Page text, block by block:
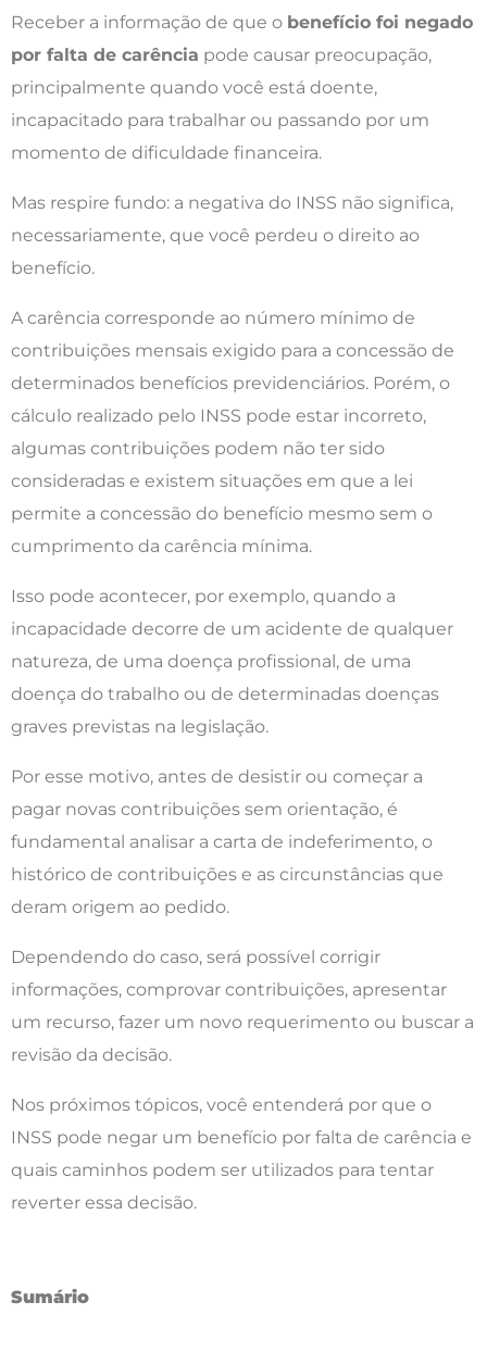
Receber a informação de que o benefício foi negado
por falta de carência pode causar preocupação,
principalmente quando você está doente,
incapacitado para trabalhar ou passando por um
momento de dificuldade financeira.
Mas respire fundo: a negativa do INSS não significa,
necessariamente, que você perdeu o direito ao
benefício.
A carência corresponde ao número mínimo de
contribuições mensais exigido para a concessão de
determinados benefícios previdenciários. Porém, o
cálculo realizado pelo INSS pode estar incorreto,
algumas contribuições podem não ter sido
consideradas e existem situações em que a lei
permite a concessão do benefício mesmo sem o
cumprimento da carência mínima.
Isso pode acontecer, por exemplo, quando a
incapacidade decorre de um acidente de qualquer
natureza, de uma doença profissional, de uma
doença do trabalho ou de determinadas doenças
graves previstas na legislação.
Por esse motivo, antes de desistir ou começar a
pagar novas contribuições sem orientação, é
fundamental analisar a carta de indeferimento, o
histórico de contribuições e as circunstâncias que
deram origem ao pedido.
Dependendo do caso, será possível corrigir
informações, comprovar contribuições, apresentar
um recurso, fazer um novo requerimento ou buscar a
revisão da decisão.
Nos próximos tópicos, você entenderá por que o
INSS pode negar um benefício por falta de carência e
quais caminhos podem ser utilizados para tentar
reverter essa decisão.
Sumário